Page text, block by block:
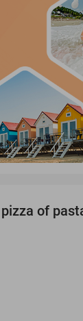
of